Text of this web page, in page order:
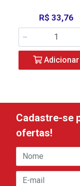
R$ 33,76
Adicionar
Cadastre-se
ofertas!